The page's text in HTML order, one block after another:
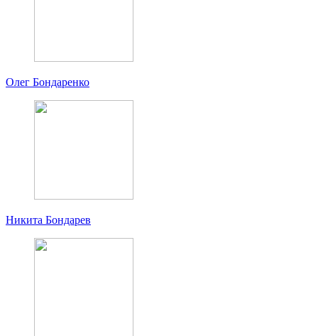
Олег Бондаренко
Никита Бондарев